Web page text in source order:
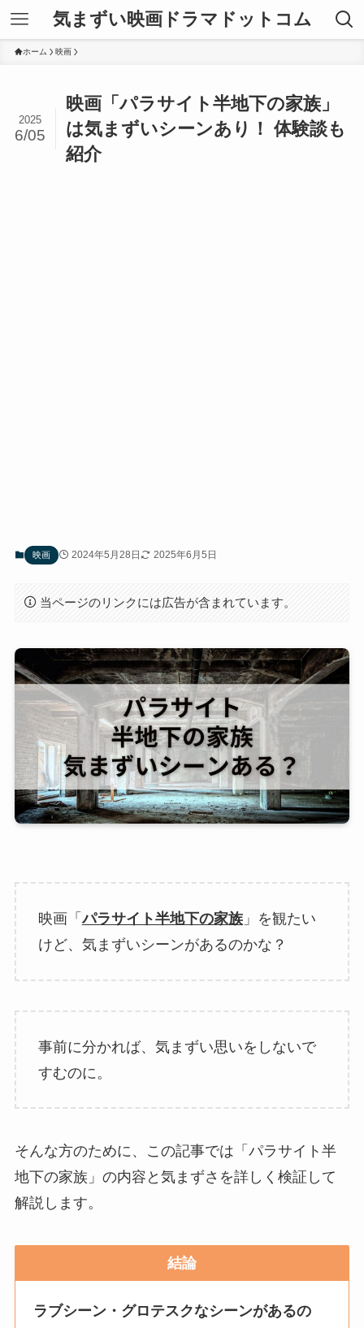
気まずい映画ドラマドットコム
ホーム 映画
映画「パラサイト半地下の家族」
は気まずいシーンあり！ 体験談も
紹介
2025
6/05
映画 2024年5月28日 2025年6月5日
当ページのリンクには広告が含まれています。
映画「パラサイト半地下の家族」を観たい
けど、気まずいシーンがあるのかな？
事前に分かれば、気まずい思いをしないで
すむのに。
そんな方のために、この記事では「パラサイト半
地下の家族」の内容と気まずさを詳しく検証して
解説します。
結論
ラブシーン・グロテスクなシーンがあるの